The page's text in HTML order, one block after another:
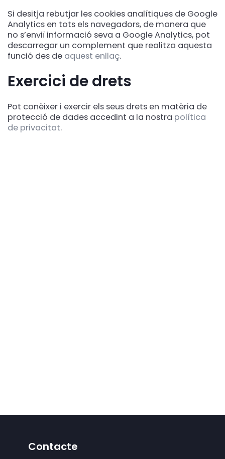
Si desitja rebutjar les cookies analítiques de Google
Analytics en tots els navegadors, de manera que
no s’enviï informació seva a Google Analytics, pot
descarregar un complement que realitza aquesta
funció des de aquest enllaç.
Exercici de drets
Pot conèixer i exercir els seus drets en matèria de
protecció de dades accedint a la nostra política
de privacitat.
Contacte